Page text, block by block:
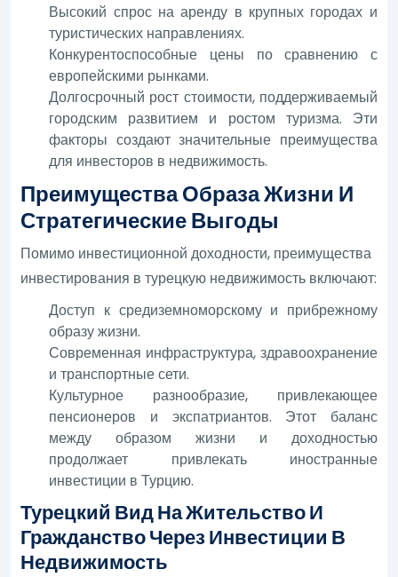
Высокий спрос на аренду в крупных городах и
туристических направлениях.
Конкурентоспособные цены по сравнению с
европейскими рынками.
Долгосрочный рост стоимости, поддерживаемый
городским развитием и ростом туризма. Эти
факторы создают значительные преимущества
для инвесторов в недвижимость.
Преимущества Образа Жизни И
Стратегические Выгоды
Помимо инвестиционной доходности, преимущества
инвестирования в турецкую недвижимость включают:
Доступ к средиземноморскому и прибрежному
образу жизни.
Современная инфраструктура, здравоохранение
и транспортные сети.
Культурное разнообразие, привлекающее
пенсионеров и экспатриантов. Этот баланс
между образом жизни и доходностью
продолжает привлекать иностранные
инвестиции в Турцию.
Турецкий Вид На Жительство И
Гражданство Через Инвестиции В
Недвижимость